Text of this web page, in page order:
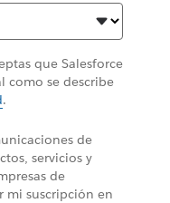
que Salesforce
como se describe
.
de
servicios y
de
mi suscripción en